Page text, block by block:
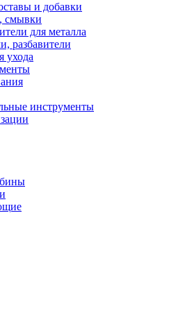
и добавки
смывки
для металла
разбавители
ухода
инструменты